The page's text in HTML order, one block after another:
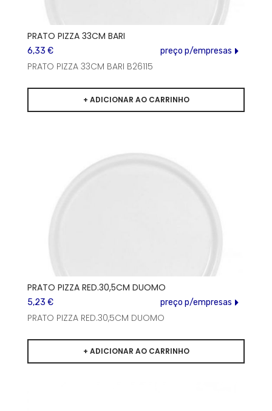
PRATO PIZZA 33CM BARI
6,33 € preço p/empresas
PRATO PIZZA 33CM BARI B26115
PRATO PIZZA RED.30,5CM DUOMO
5,23 € preço p/empresas
PRATO PIZZA RED.30,5CM DUOMO